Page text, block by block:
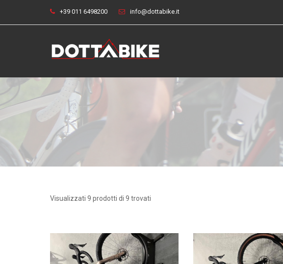
+39 011 6498200 info@dottabike.it
Visualizzati 9 prodotti di 9 trovati